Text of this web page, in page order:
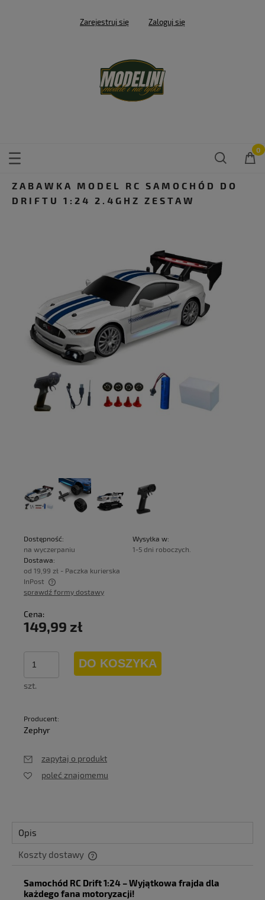
Zarejestruj się Zaloguj się
ZABAWKA MODEL RC SAMOCHÓD DO
DRIFTU 1:24 2.4GHZ ZESTAW
Dostępność:
na wyczerpaniu
Wysyłka w:
1-5 dni roboczych.
Dostawa:
od 19,99 zł - Paczka kurierska
InPost
Cena nie zawiera ewentualnych kosztów płatności
sprawdź formy dostawy
Cena:
149,99 zł
szt.
DO KOSZYKA
Producent:
Zephyr
zapytaj o produkt
poleć znajomemu
Opis
Koszty dostawy
Cena nie zawiera ewentualnych kosztów płatności
Samochód RC Drift 1:24 – Wyjątkowa frajda dla
każdego fana motoryzacji!